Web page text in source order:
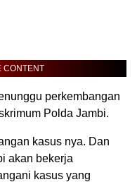
CONTENT
perkembangan
Polda Jambi.
kasus nya. Dan
akan bekerja
kasus yang